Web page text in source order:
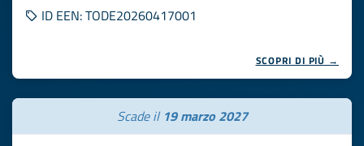
ID EEN: TODE20260417001
SCOPRI DI PIÙ →
Scade il 19 marzo 2027